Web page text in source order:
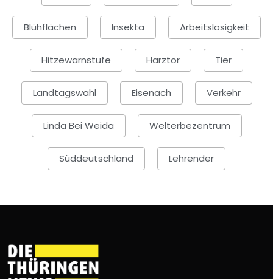
Blühflächen Insekta Arbeitslosigkeit
Hitzewarnstufe Harztor Tier
Landtagswahl Eisenach Verkehr
Linda Bei Weida Welterbezentrum
Süddeutschland Lehrender